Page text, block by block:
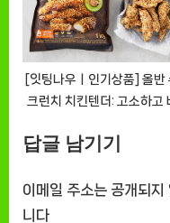
[잇팅나우ㅣ인기상품] 올반
크런치 치킨텐더: 고소하고
천상품]
답글 남기기
이메일 주소는 공개되지
니다